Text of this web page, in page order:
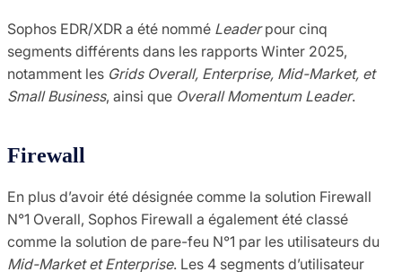
Sophos EDR/XDR a été nommé Leaderpour cinq
segments différents dans les rapports Winter 2025,
notamment les Grids Overall, Enterprise, Mid-Market, et
Small Business, ainsi que Overall Momentum Leader.
Firewall
En plus d’avoir été désignée comme la solution Firewall
N°1 Overall, Sophos Firewall a également été classé
comme la solution de pare-feu N°1 par les utilisateurs du
Mid-Market et Enterprise. Les 4 segments d’utilisateur